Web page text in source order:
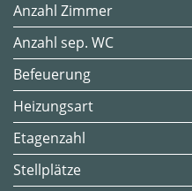
Anzahl Zimmer
Anzahl sep. WC
Befeuerung
Heizungsart
Etagenzahl
Stellplätze